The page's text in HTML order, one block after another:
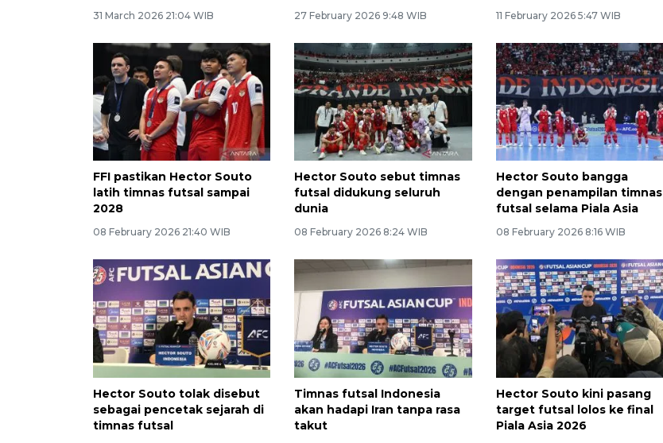
31 March 2026 21:04 WIB 27 February 2026 9:48 WIB 11 February 2026 5:47 WIB
FFI pastikan Hector Souto
latih timnas futsal sampai
2028
08 February 2026 21:40 WIB
Hector Souto sebut timnas
futsal didukung seluruh
dunia
08 February 2026 8:24 WIB
Hector Souto bangga
dengan penampilan timnas
futsal selama Piala Asia
08 February 2026 8:16 WIB
Hector Souto tolak disebut
sebagai pencetak sejarah di
timnas futsal
Timnas futsal Indonesia
akan hadapi Iran tanpa rasa
takut
Hector Souto kini pasang
target futsal lolos ke final
Piala Asia 2026